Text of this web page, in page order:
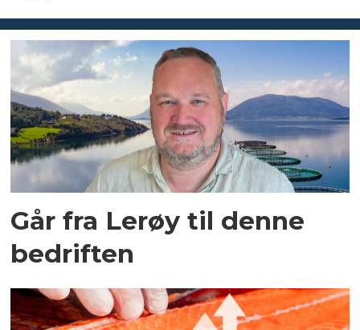
Går fra Lerøy til denne
bedriften